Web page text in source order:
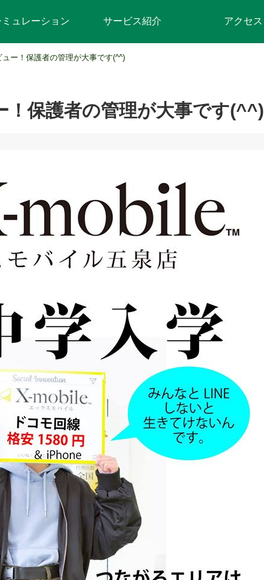
ュレーション サービス紹介 アクセス
ー！保護者の管理が大事です(^^)
！保護者の管理が大事です(^^)